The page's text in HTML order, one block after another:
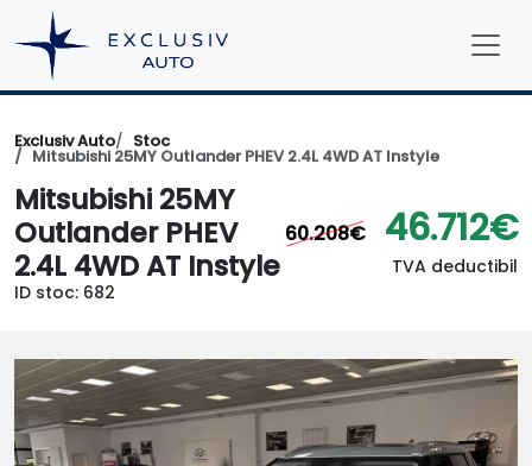
Exclusiv Auto Stoc
Mitsubishi 25MY Outlander PHEV 2.4L 4WD AT Instyle
Mitsubishi 25MY
Outlander PHEV
2.4L 4WD AT Instyle
ID stoc: 682
60.208€ 46.712€
TVA deductibil